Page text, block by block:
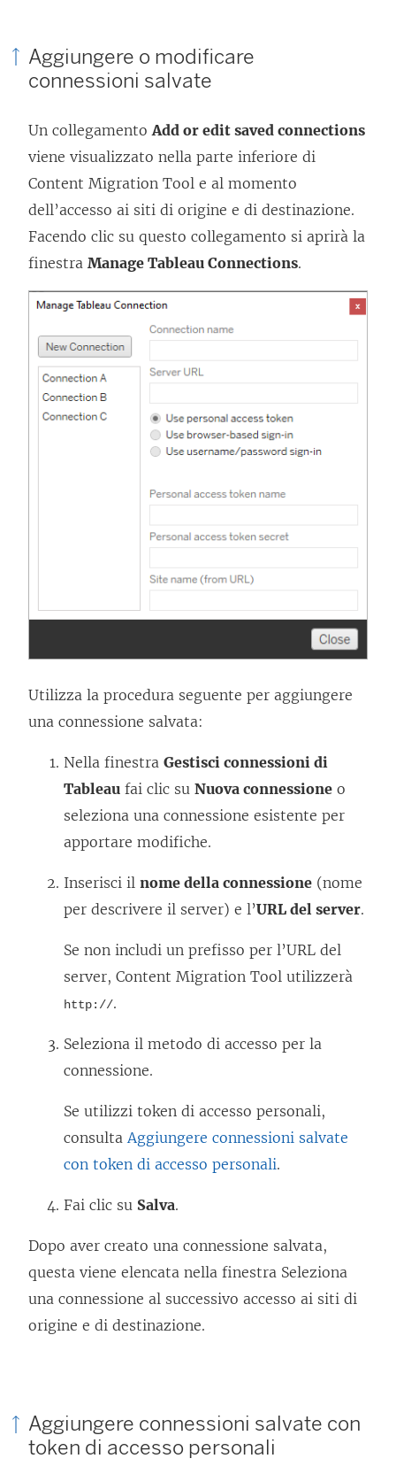
Aggiungere o modificare
connessioni salvate
Un collegamentoAdd or edit saved connections
viene visualizzato nella parte inferiore di
Content Migration Tool e al momento
dell’accesso ai siti di origine e di destinazione.
Facendo clic su questo collegamento si aprirà la
finestra Manage Tableau Connections.
Utilizza la procedura seguente per aggiungere
una connessione salvata:
Nella finestra Gestisci connessioni di
Tableau fai clic su Nuova connessione o
seleziona una connessione esistente per
apportare modifiche.
Inserisci il nome della connessione (nome
per descrivere il server) e l’URL del server.
Se non includi un prefisso per l’URL del
server, Content Migration Tool utilizzerà
http://.
Seleziona il metodo di accesso per la
connessione.
Se utilizzi token di accesso personali,
consultaAggiungere connessioni salvate
con token di accesso personali.
Fai clic su Salva.
Dopo aver creato una connessione salvata,
questa viene elencata nella finestra Seleziona
una connessione al successivo accesso ai siti di
origine e di destinazione.
Aggiungere connessioni salvate con
token di accesso personali